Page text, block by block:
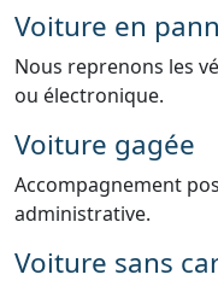
Voiture en
Nous reprenons les
ou électronique.
Voiture gagée
Accompagnement
administrative.
Voiture sans